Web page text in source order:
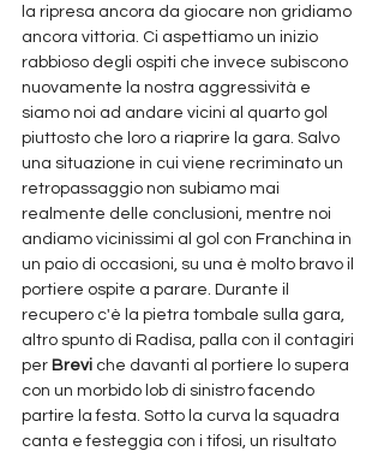
la ripresa ancora da giocare non gridiamo
ancora vittoria. Ci aspettiamo un inizio
rabbioso degli ospiti che invece subiscono
nuovamente la nostra aggressività e
siamo noi ad andare vicini al quarto gol
piuttosto che loro a riaprire la gara. Salvo
una situazione in cui viene recriminato un
retropassaggio non subiamo mai
realmente delle conclusioni, mentre noi
andiamo vicinissimi al gol con Franchina in
un paio di occasioni, su una è molto bravo il
portiere ospite a parare. Durante il
recupero c'è la pietra tombale sulla gara,
altro spunto di Radisa, palla con il contagiri
per Brevi che davanti al portiere lo supera
con un morbido lob di sinistro facendo
partire la festa. Sotto la curva la squadra
canta e festeggia con i tifosi, un risultato